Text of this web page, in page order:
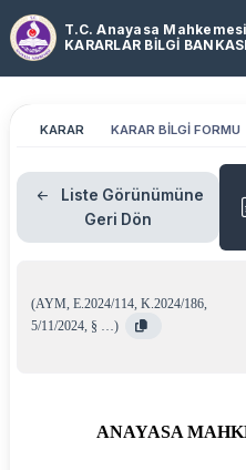
T.C. Anayasa Mahkemesi
KARARLAR BİLGİ BANKASI
KARAR KARAR BİLGİ FORMU
Liste Görünümüne
Geri Dön
(AYM, E.2024/114, K.2024/186,
5/11/2024, § …)